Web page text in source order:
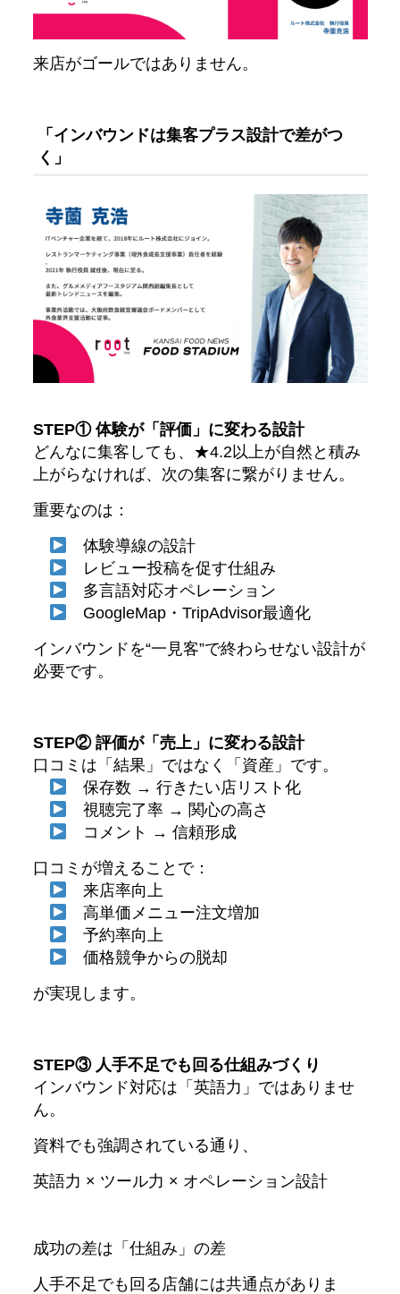
来店がゴールではありません。
「インバウンドは集客プラス設計で差がつ
く」
STEP① 体験が「評価」に変わる設計
どんなに集客しても、★4.2以上が自然と積み
上がらなければ、次の集客に繋がりません。
重要なのは：
体験導線の設計
レビュー投稿を促す仕組み
多言語対応オペレーション
GoogleMap・TripAdvisor最適化
インバウンドを“一見客”で終わらせない設計が
必要です。
STEP② 評価が「売上」に変わる設計
口コミは「結果」ではなく「資産」です。
保存数 → 行きたい店リスト化
視聴完了率 → 関心の高さ
コメント → 信頼形成
口コミが増えることで：
来店率向上
高単価メニュー注文増加
予約率向上
価格競争からの脱却
が実現します。
STEP③ 人手不足でも回る仕組みづくり
インバウンド対応は「英語力」ではありませ
ん。
資料でも強調されている通り、
英語力 × ツール力 × オペレーション設計
成功の差は「仕組み」の差
人手不足でも回る店舗には共通点がありま